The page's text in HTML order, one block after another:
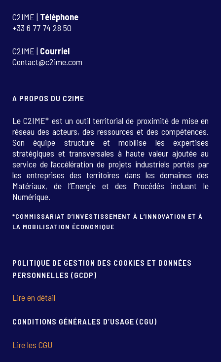
C2IME | Téléphone
+33 6 77 74 28 50
C2IME | Courriel
Contact@c2ime.com
A PROPOS DU C2IME
Le C2IME* est un outil territorial de proximité de mise en
réseau des acteurs, des ressources et des compétences.
Son équipe structure et mobilise les expertises
stratégiques et transversales à haute valeur ajoutée au
service de l’accélération de projets industriels portés par
les entreprises des territoires dans les domaines des
Matériaux, de l’Energie et des Procédés incluant le
Numérique.
*COMMISSARIAT D’INVESTISSEMENT À L’INNOVATION ET À
LA MOBILISATION ÉCONOMIQUE
POLITIQUE DE GESTION DES COOKIES ET DONNÉES
PERSONNELLES (GCDP)
Lire en détail
CONDITIONS GÉNÉRALES D’USAGE (CGU)
Lire les CGU